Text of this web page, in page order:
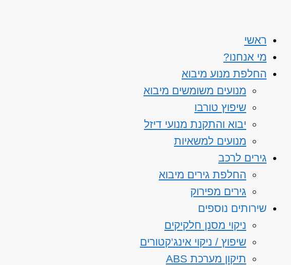
ראשי
מי אנחנו?
החלפת מנוע מיבוא
מנועים משומשים מיבוא
שיפוץ טורבו
יבוא והתקנת מנועי דיזל
מנועים למשאיות
גירים לרכב
החלפת גירים מיבוא
גירים מפירוק
שירותים נוספים
ניקוי מסנן חלקיקים
שיפוץ / ניקוי אינג’קטורים
תיקון מערכת ABS